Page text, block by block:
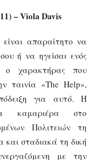
– Viola Davis
απαραίτητο να
ή να ηγείσαι ενός
ο χαρακτήρας που
ταινία «The Help»,
για αυτό. Η
καμαριέρα στο
Πολιτειών τη
και σταδιακά τη δική
με την